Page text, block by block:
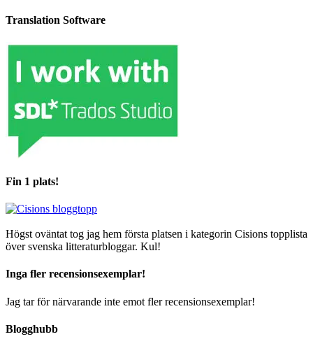
Translation Software
Fin 1 plats!
Högst oväntat tog jag hem första platsen i kategorin Cisions topplista
över svenska litteraturbloggar. Kul!
Inga fler recensionsexemplar!
Jag tar för närvarande inte emot fler recensionsexemplar!
Blogghubb